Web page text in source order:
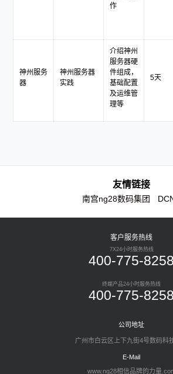
作
神州服务
器
神州服务器
实践
介绍神州
服务器硬
件组成，
基础配置
及运维管
理等
5天
友情链接
南宫ng28数码集团
客户服务热线
7X24小时服务热线
400-775-8258
终端产品24小时服务热线
400-775-8258
公司地址
广州市白云区上下九街4号数码科
E-Mail
www.ng28相信品牌的力量